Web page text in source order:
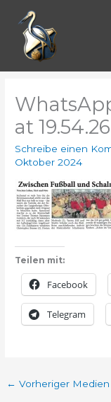
Inhalt
springen
at 19.54.26
Schreibe einen
Oktober 2024
Teilen mit:
Facebook
Telegram
← Vorheriger Medien